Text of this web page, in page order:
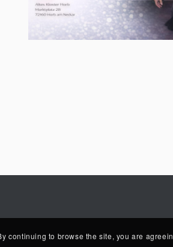
continuing to browse the site, you are